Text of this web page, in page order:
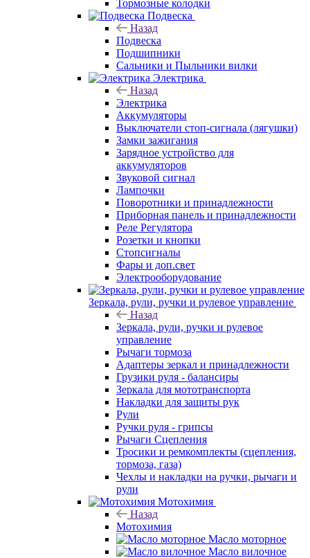
Тормозные колодки
Подвеска
Назад
Подвеска
Подшипники
Сальники и Пыльники вилки
Электрика
Назад
Электрика
Аккумуляторы
Выключатели стоп-сигнала (лягушки)
Замки зажигания
Зарядное устройство для
аккумуляторов
Звуковой сигнал
Лампочки
Поворотники и принадлежности
Приборная панель и принадлежности
Реле Регулятора
Розетки и кнопки
Стопсигналы
Фары и доп.свет
Электрооборудование
Зеркала, рули, ручки и рулевое управление
Назад
Зеркала, рули, ручки и рулевое
управление
Рычаги тормоза
Адаптеры зеркал и принадлежности
Грузики руля - балансиры
Зеркала для мототранспорта
Накладки для защиты рук
Рули
Ручки руля - грипсы
Рычаги Сцепления
Тросики и ремкомплекты (сцепления,
тормоза, газа)
Чехлы и накладки на ручки, рычаги и
рули
Мотохимия
Назад
Мотохимия
Масло моторное
Масло вилочное